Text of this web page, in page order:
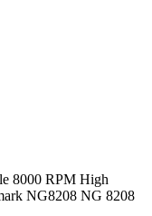
8000 RPM High
NG8208 NG 8208